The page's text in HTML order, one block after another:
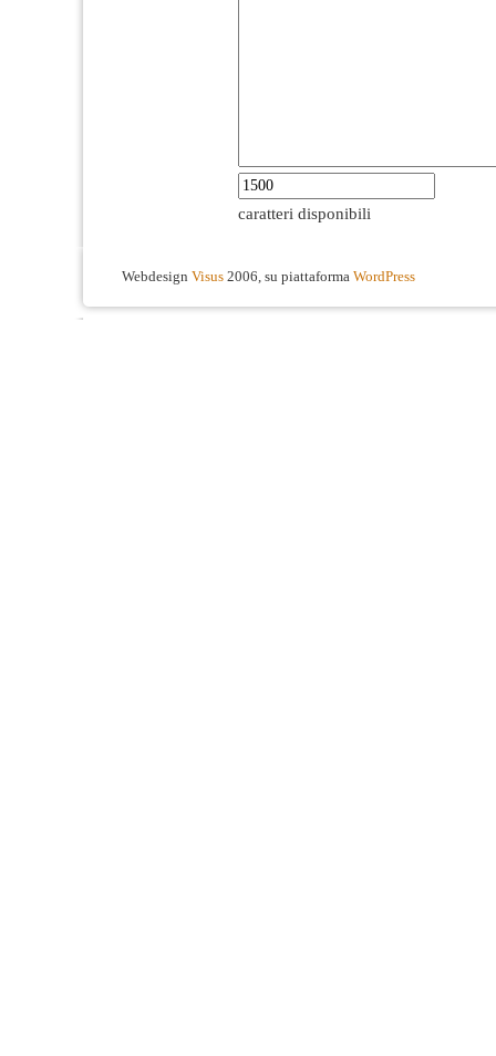
caratteri disponibili
Webdesign Visus 2006, su piattaforma WordPress